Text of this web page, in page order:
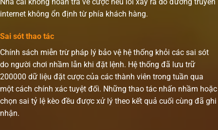
internet không ổn định từ phía khách hàng.
Sai sót thao tác
Chính sách miễn trừ pháp lý bảo vệ hệ thống khỏi các sai sót
do người chơi nhầm lẫn khi đặt lệnh. Hệ thống đã lưu trữ
200000 dữ liệu đặt cược của các thành viên trong tuần qua
một cách chính xác tuyệt đối. Những thao tác nhấn nhầm hoặc
chọn sai tỷ lệ kèo đều được xử lý theo kết quả cuối cùng đã ghi
nhận.